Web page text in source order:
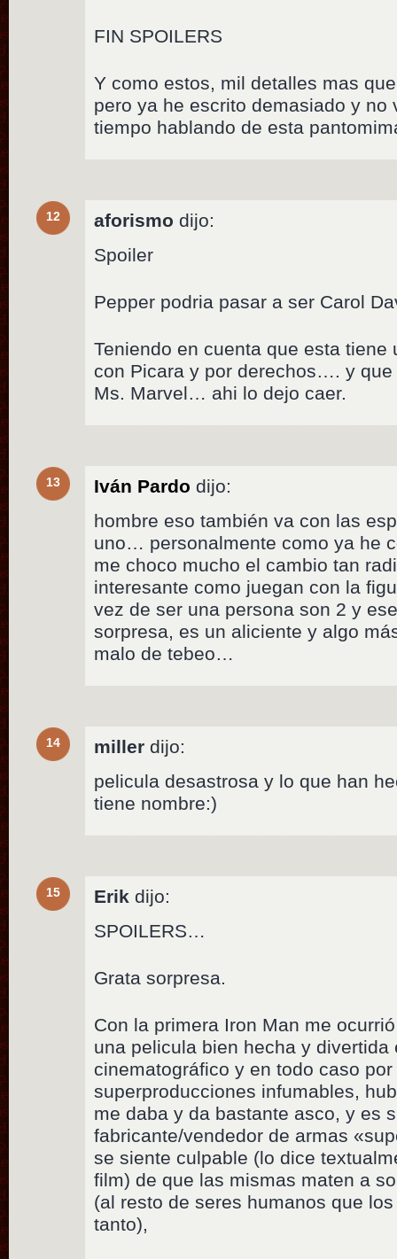
FIN SPOILERS
Y como estos, mil detalles mas
pero ya he escrito demasiado y no
tiempo hablando de esta
12 aforismo dijo:
Spoiler
Pepper podria pasar a ser Carol
Teniendo en cuenta que esta tiene
con Picara y por derechos…. y
Ms. Marvel… ahi lo dejo caer.
13 Iván Pardo dijo:
hombre eso también va con las
uno… personalmente como ya he
me choco mucho el cambio tan
interesante como juegan con la
vez de ser una persona son 2 y
sorpresa, es un aliciente y algo
malo de tebeo…
14 miller dijo:
pelicula desastrosa y lo que han
tiene nombre:)
15 Erik dijo:
SPOILERS…
Grata sorpresa.
Con la primera Iron Man me
una pelicula bien hecha y divertida
cinematográfico y en todo caso
superproducciones infumables,
me daba y da bastante asco, y es
fabricante/vendedor de armas
se siente culpable (lo dice
film) de que las mismas maten a
(al resto de seres humanos que
tanto),